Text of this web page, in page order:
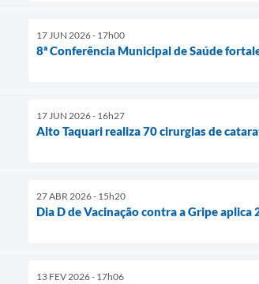
17 JUN 2026 - 17h00
8ª Conferência Municipal de Saúde
17 JUN 2026 - 16h27
Alto Taquari realiza 70 cirurgias de
27 ABR 2026 - 15h20
Dia D de Vacinação contra a Gripe
13 FEV 2026 - 17h06